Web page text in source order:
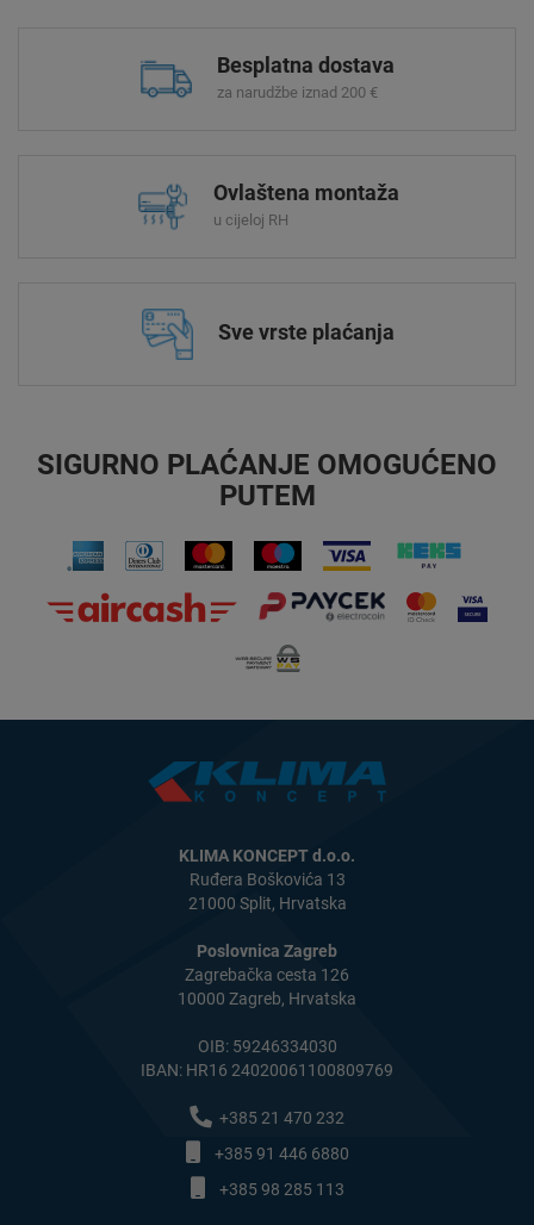
Besplatna dostava
za narudžbe iznad 200 €
Ovlaštena montaža
u cijeloj RH
Sve vrste plaćanja
SIGURNO PLAĆANJE OMOGUĆENO
PUTEM
KLIMA KONCEPT d.o.o.
Ruđera Boškovića 13
21000 Split, Hrvatska
Poslovnica Zagreb
Zagrebačka cesta 126
10000 Zagreb, Hrvatska
OIB: 59246334030
IBAN: HR16 24020061100809769
+385 21 470 232
+385 91 446 6880
+385 98 285 113